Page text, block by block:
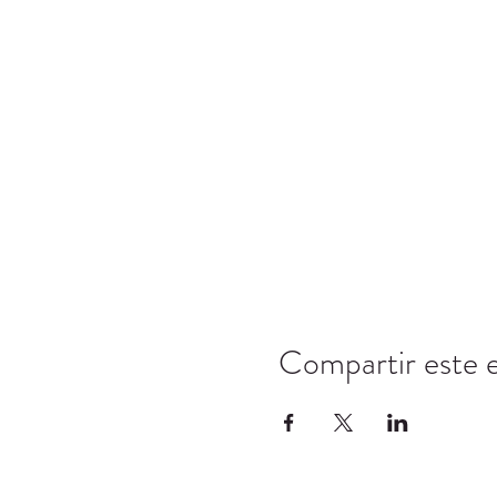
Compartir este